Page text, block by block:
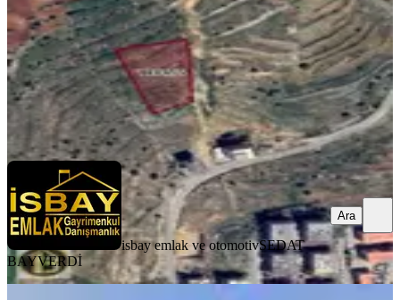
4.220.000 ₺
isbay emlak ve otomotivSEDAT BAYVERDİ
isbay emlak ve otomotivSEDAT
BAYVERDİ
Ara